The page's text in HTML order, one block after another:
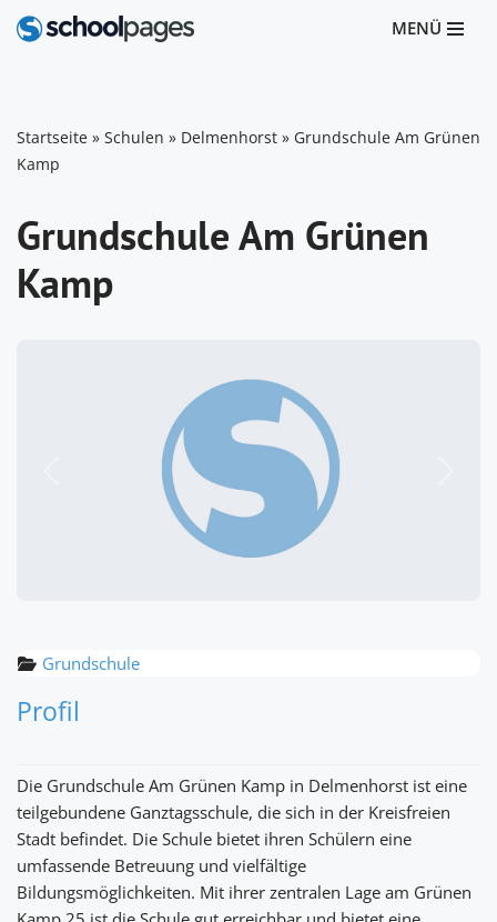
MENÜ
Startseite » Schulen » Delmenhorst » Grundschule Am Grünen
Kamp
Grundschule Am Grünen
Kamp
Grundschule
Profil
Die Grundschule Am Grünen Kamp in Delmenhorst ist eine
teilgebundene Ganztagsschule, die sich in der Kreisfreien
Stadt befindet. Die Schule bietet ihren Schülern eine
umfassende Betreuung und vielfältige
Bildungsmöglichkeiten. Mit ihrer zentralen Lage am Grünen